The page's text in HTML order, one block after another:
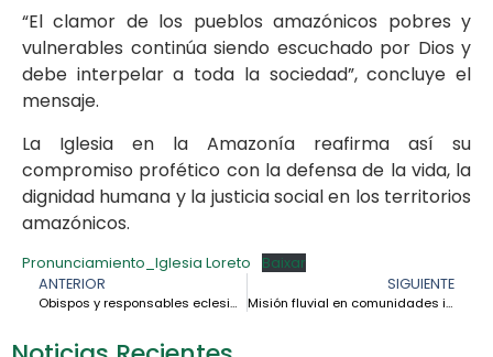
“El clamor de los pueblos amazónicos pobres y
vulnerables continúa siendo escuchado por Dios y
debe interpelar a toda la sociedad”, concluye el
mensaje.
La Iglesia en la Amazonía reafirma así su
compromiso profético con la defensa de la vida, la
dignidad humana y la justicia social en los territorios
amazónicos.
Pronunciamiento_Iglesia Loreto
Baixar
ANTERIOR
Obispos y responsables eclesiales de la triple frontera amazónica Colombia – Perú – Brasil fortalecen la comunión y la misión pastoral
SIGUIENTE
Misión fluvial en comunidades indígenas de la Amazonía venezolana fortalece la esperanza y la evangelización